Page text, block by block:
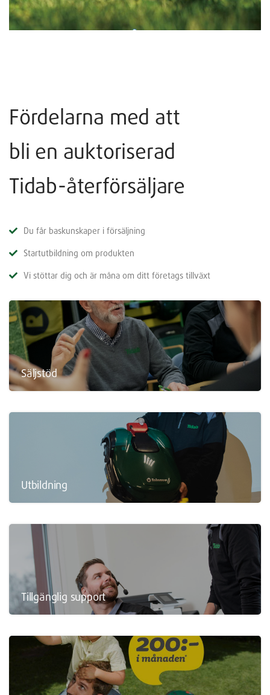
Fördelarna med att
bli en auktoriserad
Tidab-återförsäljare
Du får baskunskaper i försäljning
Startutbildning om produkten
Vi stöttar dig och är måna om ditt företags tillväxt
Säljstöd
Utbildning
Tillgänglig support